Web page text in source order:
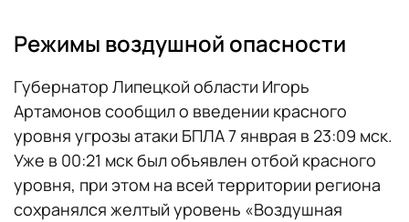
Режимы воздушной опасности
Губернатор Липецкой области Игорь
Артамонов сообщил о введении красного
уровня угрозы атаки БПЛА 7 янврая в 23:09 мск.
Уже в 00:21 мск был объявлен отбой красного
уровня, при этом на всей территории региона
сохранялся желтый уровень «Воздушная